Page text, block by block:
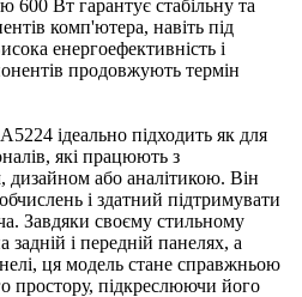
600 Вт гарантує стабільну та
комп'ютера, навіть під
енергоефективність і
продовжують термін
ідеально підходить як для
які працюють з
дизайном або аналітикою. Він
і здатний підтримувати
Завдяки своєму стильному
задній і передній панелях, а
ця модель стане справжньою
простору, підкреслюючи його